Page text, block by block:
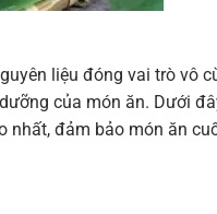
liệu đóng vai trò vô
của món ăn. Dưới
nhất, đảm bảo món ăn